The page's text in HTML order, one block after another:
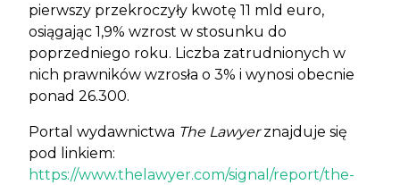
pierwszy przekroczyły kwotę 11 mld euro,
osiągając 1,9% wzrost w stosunku do
poprzedniego roku. Liczba zatrudnionych w
nich prawników wzrosła o 3% i wynosi obecnie
ponad 26.300.
Portal wydawnictwa The Lawyerznajduje się
pod linkiem:
https://www.thelawyer.com/signal/report/the-